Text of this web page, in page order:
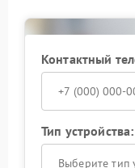
Контактный
Тип устройства:
Выберите тип